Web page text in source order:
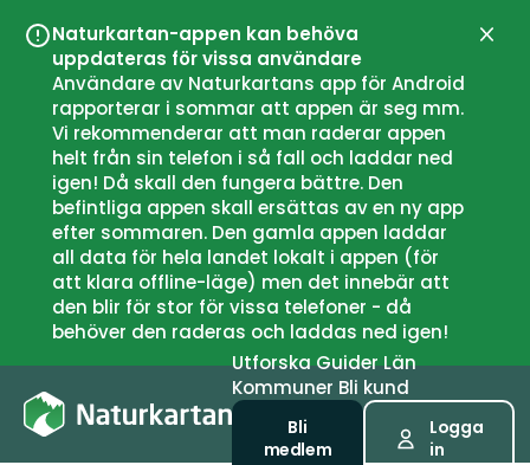
Naturkartan-appen kan behöva
uppdateras för vissa användare
Användare av Naturkartans app för Android
rapporterar i sommar att appen är seg mm.
Vi rekommenderar att man raderar appen
helt från sin telefon i så fall och laddar ned
igen! Då skall den fungera bättre. Den
befintliga appen skall ersättas av en ny app
efter sommaren. Den gamla appen laddar
all data för hela landet lokalt i appen (för
att klara offline-läge) men det innebär att
den blir för stor för vissa telefoner - då
behöver den raderas och laddas ned igen!
UtforskaGuiderLän
Kommuner Bli kund
Bli
medlem
Logga
in